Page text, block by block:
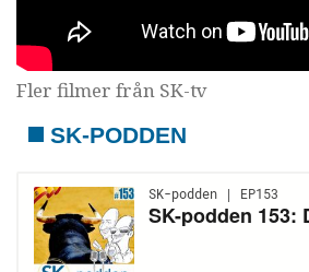
Fler filmer från SK-tv
SK-PODDEN